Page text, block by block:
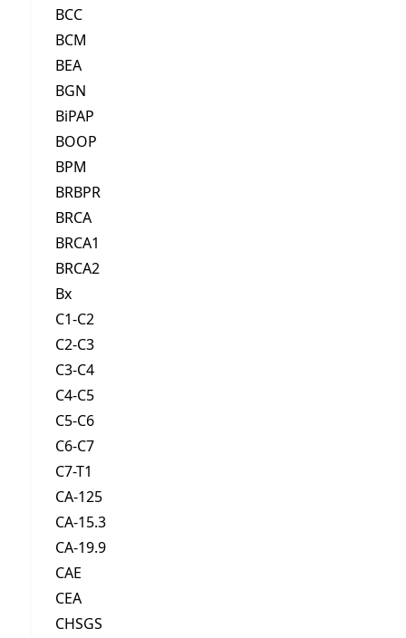
BCC
BCM
BEA
BGN
BiPAP
BOOP
BPM
BRBPR
BRCA
BRCA1
BRCA2
Bx
C1-C2
C2-C3
C3-C4
C4-C5
C5-C6
C6-C7
C7-T1
CA-125
CA-15.3
CA-19.9
CAE
CEA
CHSGS